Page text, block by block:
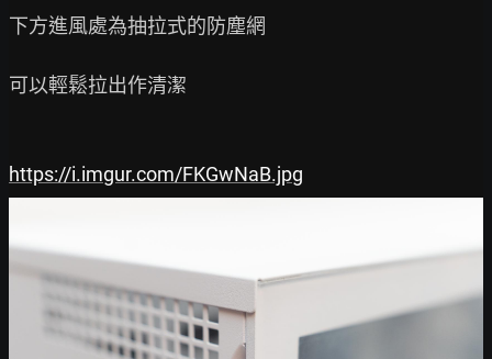
下方進風處為抽拉式的防塵網
可以輕鬆拉出作清潔
https://i.imgur.com/FKGwNaB.jpg